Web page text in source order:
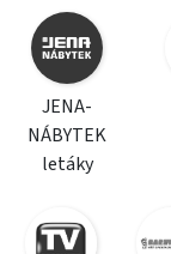
JENA-
NÁBYTEK
letáky